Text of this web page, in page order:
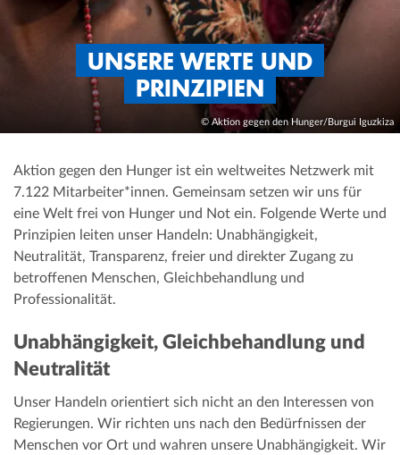
UNSERE WERTE UND
PRINZIPIEN
© Aktion gegen den Hunger/Burgui Iguzkiza
Aktion gegen den Hunger ist ein weltweites Netzwerk mit
7.122 Mitarbeiter*innen. Gemeinsam setzen wir uns für
eine Welt frei von Hunger und Not ein. Folgende Werte und
Prinzipien leiten unser Handeln: Unabhängigkeit,
Neutralität, Transparenz, freier und direkter Zugang zu
betroffenen Menschen, Gleichbehandlung und
Professionalität.
Unabhängigkeit, Gleichbehandlung und
Neutralität
Unser Handeln orientiert sich nicht an den Interessen von
Regierungen. Wir richten uns nach den Bedürfnissen der
Menschen vor Ort und wahren unsere Unabhängigkeit. Wir